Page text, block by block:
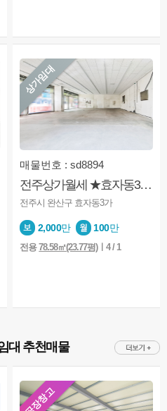
상가임대
매물번호 : sd8894
전주상가월세 ★효자동3가★문학초부근★코너상가★1층★도로변
전주시 완산구 효자동3가
2,000만 100만
전용78.58㎡(23.77평)ㅣ4 / 1
대 추천매물
공장창고